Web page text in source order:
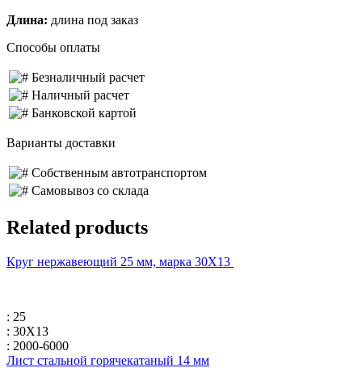
Длина: длина под заказ
Способы оплаты
Безналичный расчет
Наличный расчет
Банковской картой
Варианты доставки
Собственным автотранспортом
Самовывоз со склада
Related products
Круг нержавеющий 25 мм, марка 30Х13
: 25
: 30Х13
: 2000-6000
Лист стальной горячекатаный 14 мм